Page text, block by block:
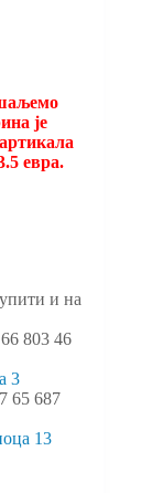
је
евра.
и на
803 46
3
65 687
13